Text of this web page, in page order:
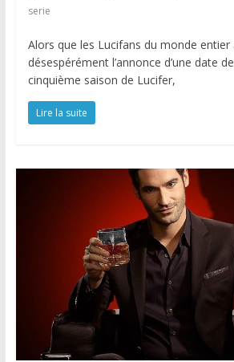
serie
Alors que les Lucifans du monde
désespérément l’annonce d’une date
cinquième saison de Lucifer,
Lire la suite